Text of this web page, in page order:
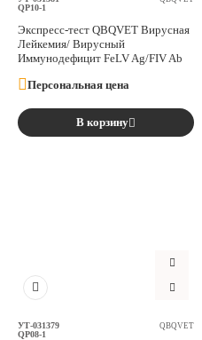
QP10-1
Экспресс-тест QBQVET Вирусная
Лейкемия/ Вирусный
Иммунодефицит FeLV Ag/FIV Ab
Персональная цена
В корзину
УТ-031379
QP08-1
QBQVET